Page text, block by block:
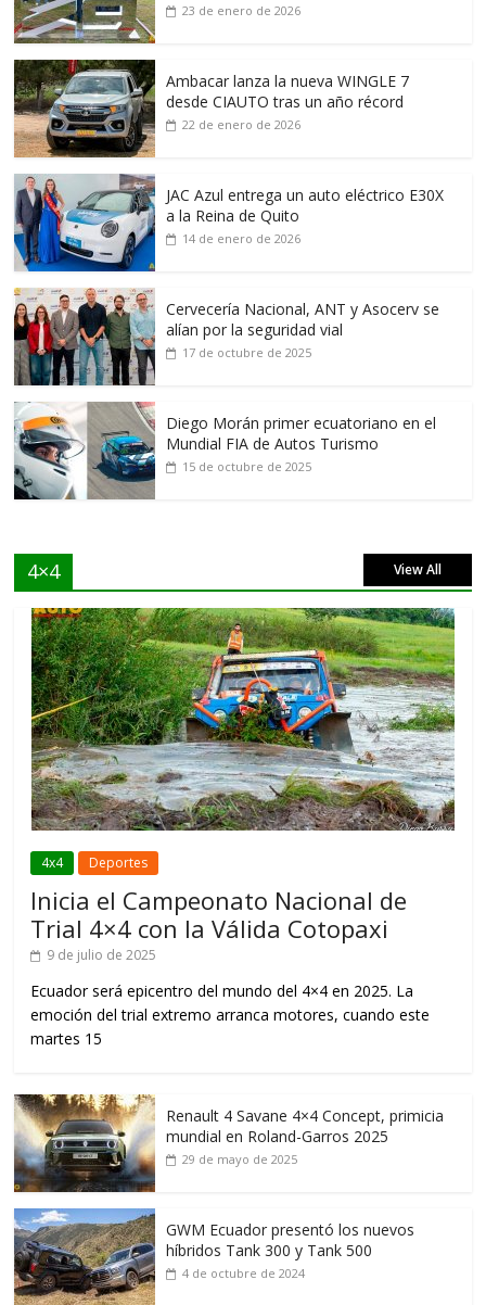
23 de enero de 2026
Ambacar lanza la nueva WINGLE 7
desde CIAUTO tras un año récord
22 de enero de 2026
JAC Azul entrega un auto eléctrico E30X
a la Reina de Quito
14 de enero de 2026
Cervecería Nacional, ANT y Asocerv se
alían por la seguridad vial
17 de octubre de 2025
Diego Morán primer ecuatoriano en el
Mundial FIA de Autos Turismo
15 de octubre de 2025
4×4 View All
4x4 Deportes
Inicia el Campeonato Nacional de
Trial 4×4 con la Válida Cotopaxi
9 de julio de 2025
Ecuador será epicentro del mundo del 4×4 en 2025. La
emoción del trial extremo arranca motores, cuando este
martes 15
Renault 4 Savane 4×4 Concept, primicia
mundial en Roland-Garros 2025
29 de mayo de 2025
GWM Ecuador presentó los nuevos
híbridos Tank 300 y Tank 500
4 de octubre de 2024